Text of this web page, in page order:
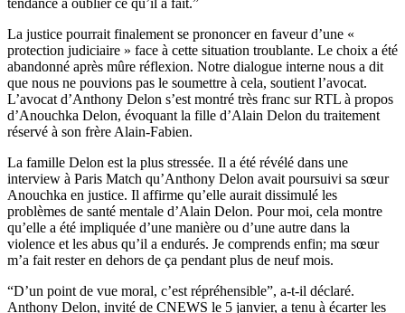
La justice pourrait finalement se prononcer en faveur d’une «
protection judiciaire » face à cette situation troublante. Le choix a été
abandonné après mûre réflexion. Notre dialogue interne nous a dit
que nous ne pouvions pas le soumettre à cela, soutient l’avocat.
L’avocat d’Anthony Delon s’est montré très franc sur RTL à propos
d’Anouchka Delon, évoquant la fille d’Alain Delon du traitement
réservé à son frère Alain-Fabien.
La famille Delon est la plus stressée. Il a été révélé dans une
interview à Paris Match qu’Anthony Delon avait poursuivi sa sœur
Anouchka en justice. Il affirme qu’elle aurait dissimulé les
problèmes de santé mentale d’Alain Delon. Pour moi, cela montre
qu’elle a été impliquée d’une manière ou d’une autre dans la
violence et les abus qu’il a endurés. Je comprends enfin; ma sœur
m’a fait rester en dehors de ça pendant plus de neuf mois.
“D’un point de vue moral, c’est répréhensible”, a-t-il déclaré.
Anthony Delon, invité de CNEWS le 5 janvier, a tenu à écarter les